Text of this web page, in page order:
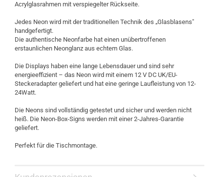
Acrylglasrahmen mit verspiegelter Rückseite.
Jedes Neon wird mit der traditionellen Technik des „Glasblasens"
handgefertigt.
Die authentische Neonfarbe hat einen unübertroffenen
erstaunlichen Neonglanz aus echtem Glas.
Die Displays haben eine lange Lebensdauer und sind sehr
energieeffizient – das Neon wird mit einem 12 V DC UK/EU-
Steckeradapter geliefert und hat eine geringe Laufleistung von 12-
24Watt.
Die Neons sind vollständig getestet und sicher und werden nicht
heiß. Die Neon-Box-Signs werden mit einer 2-Jahres-Garantie
geliefert.
Perfekt für die Tischmontage.